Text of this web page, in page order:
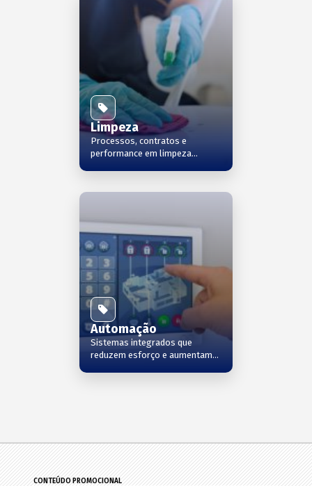
Limpeza
Processos, contratos e
performance em limpeza
Automação
Sistemas integrados que
reduzem esforço e aumentam
CONTEÚDO PROMOCIONAL